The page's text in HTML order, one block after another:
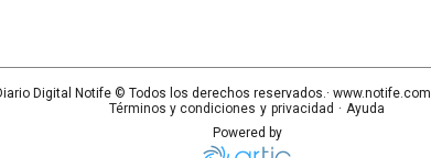
Digital Notife© Todos los derechos reservados.· www.notife.com
Términos y condiciones y privacidad · Ayuda
Powered by